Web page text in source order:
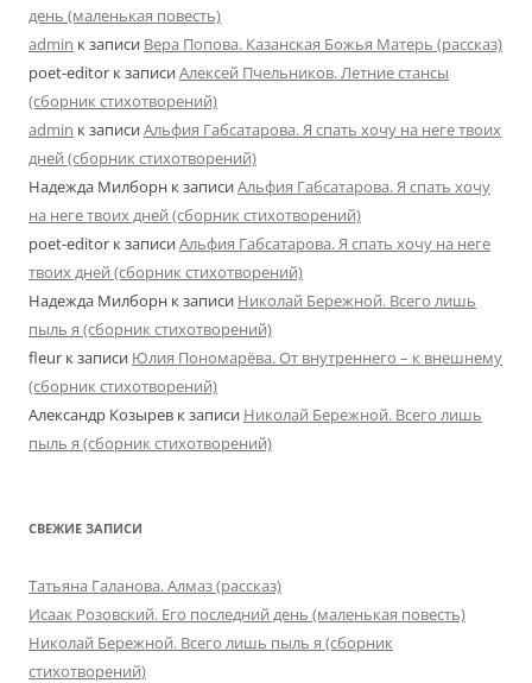
день (маленькая повесть)
admin к записи Вера Попова. Казанская Божья Матерь (рассказ)
poet-editor к записиАлексей Пчельников. Летние стансы
(сборник стихотворений)
admin к записиАльфия Габсатарова. Я спать хочу на неге твоих
дней (сборник стихотворений)
Надежда Милборн к записиАльфия Габсатарова. Я спать хочу
на неге твоих дней (сборник стихотворений)
poet-editor к записиАльфия Габсатарова. Я спать хочу на неге
твоих дней (сборник стихотворений)
Надежда Милборн к записи Николай Бережной. Всего лишь
пыль я (сборник стихотворений)
fleur к записи Юлия Пономарёва. От внутреннего – к внешнему
(сборник стихотворений)
Александр Козырев к записи Николай Бережной. Всего лишь
пыль я (сборник стихотворений)
СВЕЖИЕ ЗАПИСИ
Татьяна Галанова. Алмаз (рассказ)
Исаак Розовский. Его последний день (маленькая повесть)
Николай Бережной. Всего лишь пыль я (сборник
стихотворений)